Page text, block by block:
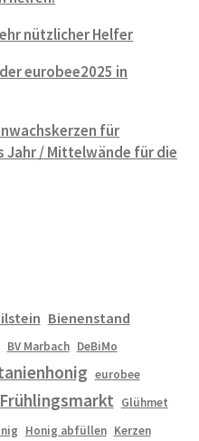
nützlicher Helfer
eurobee2025 in
für
Jahr / Mittelwände für die
Bienenstand
BV Marbach DeBiMo
eurobee
Frühlingsmarkt Glühmet
Honig abfüllen Kerzen